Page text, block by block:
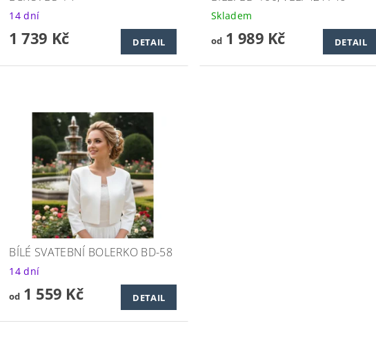
14 dní
1 739 Kč DETAIL
Skladem
od1 989 Kč DETAIL
BÍLÉ SVATEBNÍ BOLERKO BD-58
14 dní
od1 559 Kč DETAIL